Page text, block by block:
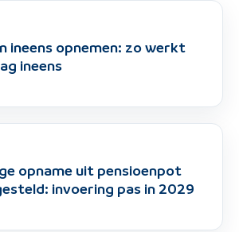
ineens opnemen: zo werkt
ineens
opname uit pensioenpot
invoering pas in 2029